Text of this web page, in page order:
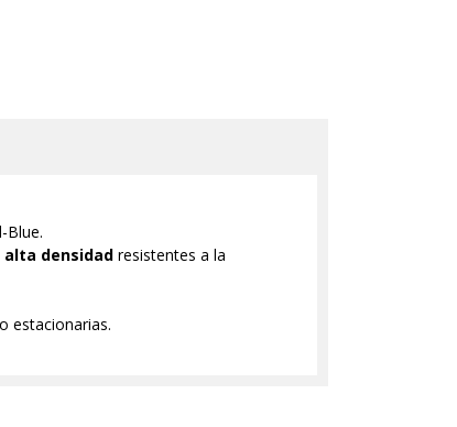
Blue.
densidad resistentes a la
estacionarias.